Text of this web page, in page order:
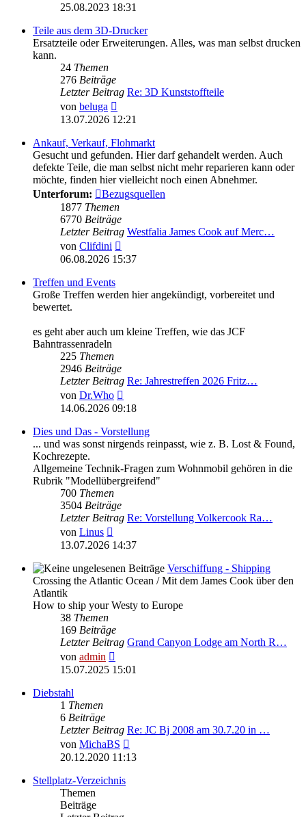
25.08.2023 18:31
Teile aus dem 3D-Drucker
Ersatzteile oder Erweiterungen. Alles, was man selbst drucken
kann.
24 Themen
276 Beiträge
Letzter Beitrag Re: 3D Kunststoffteile
von beluga
Beitrag
13.07.2026 12:21
Ankauf, Verkauf, Flohmarkt
Gesucht und gefunden. Hier darf gehandelt werden. Auch
defekte Teile, die man selbst nicht mehr reparieren kann oder
möchte, finden hier vielleicht noch einen Abnehmer.
Unterforum:
Bezugsquellen
1877 Themen
6770 Beiträge
Letzter Beitrag Westfalia James Cook auf Merc…
von Clifdini
Beitrag
06.08.2026 15:37
Treffen und Events
Große Treffen werden hier angekündigt, vorbereitet und
bewertet.
es geht aber auch um kleine Treffen, wie das JCF
Bahntrassenradeln
225 Themen
2946 Beiträge
Letzter Beitrag Re: Jahrestreffen 2026 Fritz…
von Dr.Who
Beitrag
14.06.2026 09:18
Dies und Das - Vorstellung
... und was sonst nirgends reinpasst, wie z. B. Lost & Found,
Kochrezepte.
Allgemeine Technik-Fragen zum Wohnmobil gehören in die
Rubrik "Modellübergreifend"
700 Themen
3504 Beiträge
Letzter Beitrag Re: Vorstellung Volkercook Ra…
von Linus
Beitrag
13.07.2026 14:37
Verschiffung - Shipping
Crossing the Atlantic Ocean / Mit dem James Cook über den
Atlantik
How to ship your Westy to Europe
38 Themen
169 Beiträge
Letzter Beitrag Grand Canyon Lodge am North R…
von admin
Beitrag
15.07.2025 15:01
Diebstahl
1 Themen
6 Beiträge
Letzter Beitrag Re: JC Bj 2008 am 30.7.20 in …
von MichaBS
Beitrag
20.12.2020 11:13
Stellplatz-Verzeichnis
Themen
Beiträge